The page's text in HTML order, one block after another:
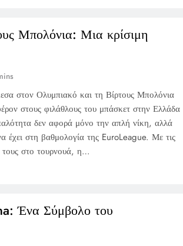
Μπολόνια: Μια κρίσιμη
στον Ολυμπιακό και τη Βίρτους Μπολόνια
στους φιλάθλους του μπάσκετ στην Ελλάδα
δεν αφορά μόνο την απλή νίκη, αλλά
έχει στη βαθμολογία της EuroLeague. Με τις
τους στο τουρνουά, η…
Ένα Σύμβολο του